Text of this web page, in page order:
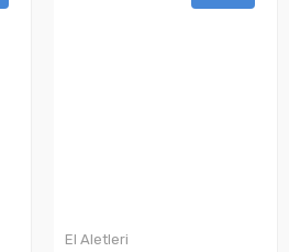
El Aletleri